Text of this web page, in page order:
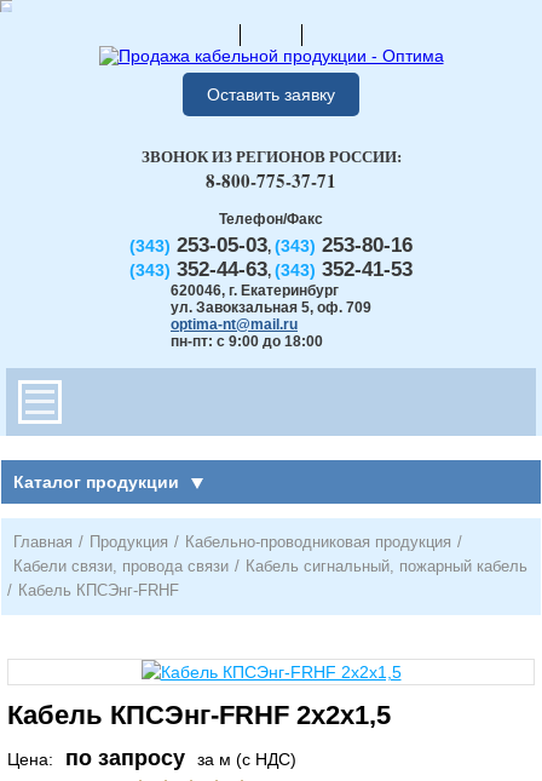
Оставить заявку
Телефон/Факс
(343) 253-05-03, (343) 253-80-16
(343) 352-44-63, (343) 352-41-53
620046, г. Екатеринбург
ул. Завокзальная 5, оф. 709
optima-nt@mail.ru
пн-пт: с 9:00 до 18:00
ЗВОНОК ИЗ РЕГИОНОВ РОССИИ:
8-800-775-37-71
Каталог продукции
Главная / Продукция / Кабельно-проводниковая продукция /
Кабели связи, провода связи / Кабель сигнальный, пожарный кабель
/ Кабель КПСЭнг-FRHF
Кабель КПСЭнг-FRHF 2х2х1,5
Цена: по запросу
за м (с НДС)